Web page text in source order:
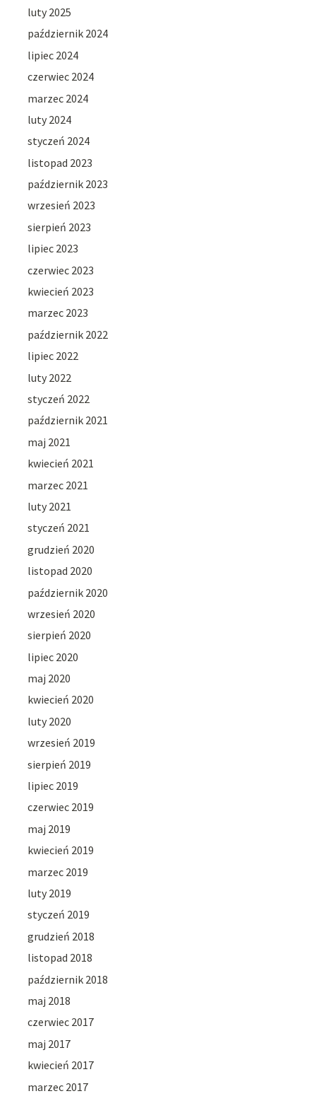
luty 2025
październik 2024
lipiec 2024
czerwiec 2024
marzec 2024
luty 2024
styczeń 2024
listopad 2023
październik 2023
wrzesień 2023
sierpień 2023
lipiec 2023
czerwiec 2023
kwiecień 2023
marzec 2023
październik 2022
lipiec 2022
luty 2022
styczeń 2022
październik 2021
maj 2021
kwiecień 2021
marzec 2021
luty 2021
styczeń 2021
grudzień 2020
listopad 2020
październik 2020
wrzesień 2020
sierpień 2020
lipiec 2020
maj 2020
kwiecień 2020
luty 2020
wrzesień 2019
sierpień 2019
lipiec 2019
czerwiec 2019
maj 2019
kwiecień 2019
marzec 2019
luty 2019
styczeń 2019
grudzień 2018
listopad 2018
październik 2018
maj 2018
czerwiec 2017
maj 2017
kwiecień 2017
marzec 2017